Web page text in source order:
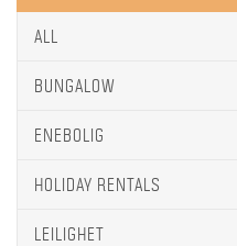
ALL
BUNGALOW
ENEBOLIG
HOLIDAY RENTALS
LEILIGHET